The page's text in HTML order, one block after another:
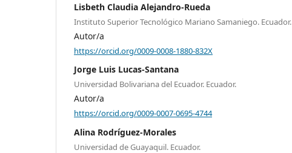
Lisbeth Claudia Alejandro-Rueda
Instituto Superior Tecnológico Mariano Samaniego. Ecuador.
Autor/a
https://orcid.org/0009-0008-1880-832X
Jorge Luis Lucas-Santana
Universidad Bolivariana del Ecuador. Ecuador.
Autor/a
https://orcid.org/0009-0007-0695-4744
Alina Rodríguez-Morales
Universidad de Guayaquil. Ecuador.